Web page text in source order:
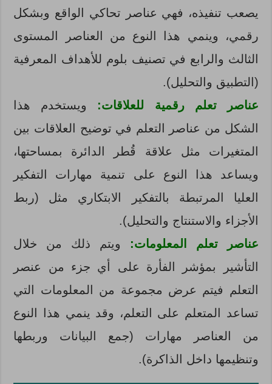
يصعب تنفيذه، فهي عناصر تحاكي الواقع وبشكل
رقمي، وينمي هذا النوع من العناصر المستوى
الثالث والرابع في تصنيف بلوم للأهداف المعرفية
(التطبيق والتحليل).
عناصر تعلم رقمية للعلاقات:
ويستخدم هذا
الشكل من عناصر التعلم في توضيح العلاقات بين
المتغيرات مثل علاقة قُطر الدائرة بمساحتها،
ويساعد هذا النوع على تنمية مهارات التفكير
العليا المرتبطة بالتفكير الابتكاري مثل (ربط
الأجزاء والاستنتاج والتحليل).
عناصر تعلم المعلومات: ويتم ذلك من خلال
التأشير بمؤشر الفأرة على أي جزء من عنصر
التعلم فيتم عرض مجموعة من المعلومات التي
تساعد المتعلم على التعلم، وقد ينمي هذا النوع
من العناصر مهارات (جمع البيانات وربطها
وتنظيمها داخل الذاكرة).